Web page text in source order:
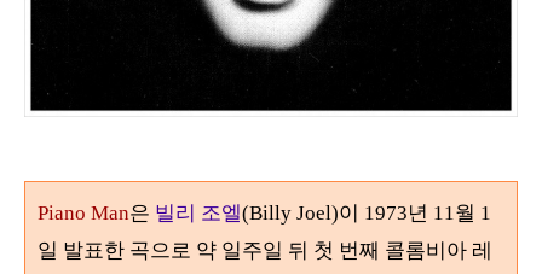
Piano Man은 빌리 조엘(Billy Joel)이 1973년 11월 1
일 발표한 곡으로 약 일주일 뒤 첫 번째 콜롬비아 레